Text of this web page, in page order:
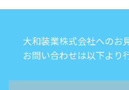
大和装業株式会社へのお
お問い合わせは以下より